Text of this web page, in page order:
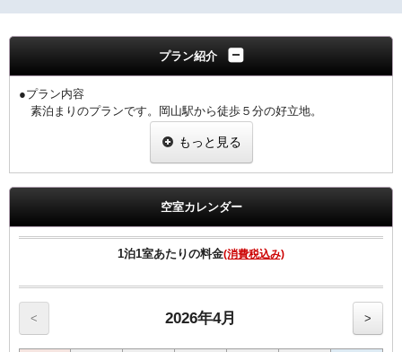
プラン紹介
●プラン内容
素泊まりのプランです。岡山駅から徒歩５分の好立地。
■Wi-Fi・ＬＡＮ回線接続無料
■１Ｆにコンビニ（24時間営業）あり
■館内に暗証番号付ランドリーコーナーあり（有料）
もっと見る
空室カレンダー
1泊1室あたりの料金(消費税込み)
< 2026年4月 >